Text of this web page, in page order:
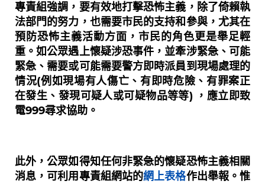
專責組強調，要有效地打擊恐怖主義，除了倚賴執
法部門的努力，也需要市民的支持和參與，尤其在
預防恐怖主義活動方面，市民的角色更是舉足輕
重。如公眾遇上懷疑涉恐事件，並牽涉緊急、可能
緊急、需要或可能需要警方即時派員到現場處理的
情況(例如現場有人傷亡、有即時危險、有罪案正
在發生、發現可疑人或可疑物品等等) ，應立即致
電999尋求協助。
此外，公眾如得知任何非緊急的懷疑恐怖主義相關
消息，可利用專責組網站的網上表格作出舉報。惟